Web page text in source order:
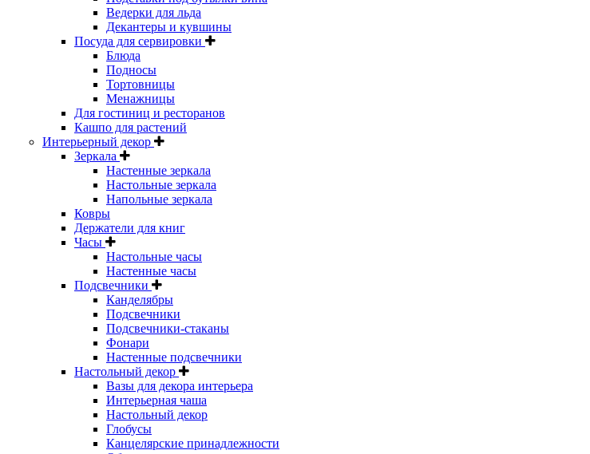
Ведерки для льда
Декантеры и кувшины
Посуда для сервировки
Блюда
Подносы
Тортовницы
Менажницы
Для гостиниц и ресторанов
Кашпо для растений
Интерьерный декор
Зеркала
Настенные зеркала
Настольные зеркала
Напольные зеркала
Ковры
Держатели для книг
Часы
Настольные часы
Настенные часы
Подсвечники
Канделябры
Подсвечники
Подсвечники-стаканы
Фонари
Настенные подсвечники
Настольный декор
Вазы для декора интерьера
Интерьерная чаша
Настольный декор
Глобусы
Канцелярские принадлежности